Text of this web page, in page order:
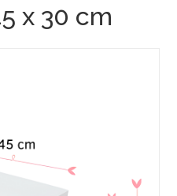
x 30 cm